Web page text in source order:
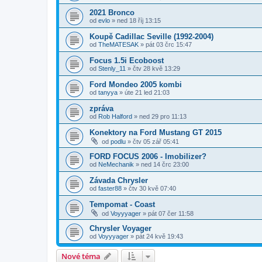
2021 Bronco
od evlo » ned 18 říj 13:15
Koupě Cadillac Seville (1992-2004)
od TheMATESAK » pát 03 črc 15:47
Focus 1.5i Ecoboost
od Stenly_11 » čtv 28 kvě 13:29
Ford Mondeo 2005 kombi
od tanyya » úte 21 led 21:03
zpráva
od Rob Halford » ned 29 pro 11:13
Konektory na Ford Mustang GT 2015
od podlu » čtv 05 zář 05:41
FORD FOCUS 2006 - Imobilizer?
od NeMechanik » ned 14 črc 23:00
Závada Chrysler
od faster88 » čtv 30 kvě 07:40
Tempomat - Coast
od Voyyyager » pát 07 čer 11:58
Chrysler Voyager
od Voyyyager » pát 24 kvě 19:43
Nové téma